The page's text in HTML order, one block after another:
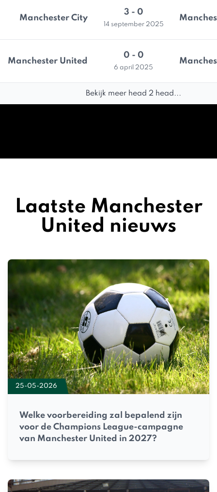
Manchester City
3 - 0
14 september 2025
Manchester United
0 - 0
6 april 2025
Bekijk meer head 2 head...
Laatste Manchester
United nieuws
25-05-2026
Welke voorbereiding zal bepalend zijn
voor de Champions League-campagne
van Manchester United in 2027?